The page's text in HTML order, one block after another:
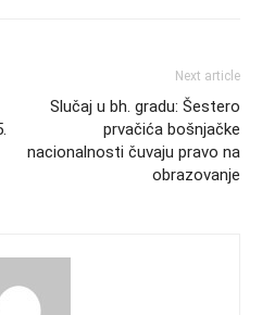
Next article
Slučaj u bh. gradu: Šestero
prvačića bošnjačke
nacionalnosti čuvaju pravo na
obrazovanje